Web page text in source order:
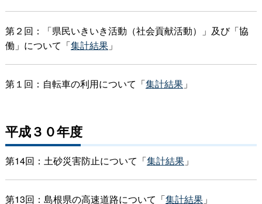
第２回：「県民いきいき活動（社会貢献活動）」及び「協
働」について「集計結果」
第１回：自転車の利用について「集計結果」
平成３０年度
第14回：土砂災害防止について「集計結果」
第13回：島根県の高速道路について「集計結果」